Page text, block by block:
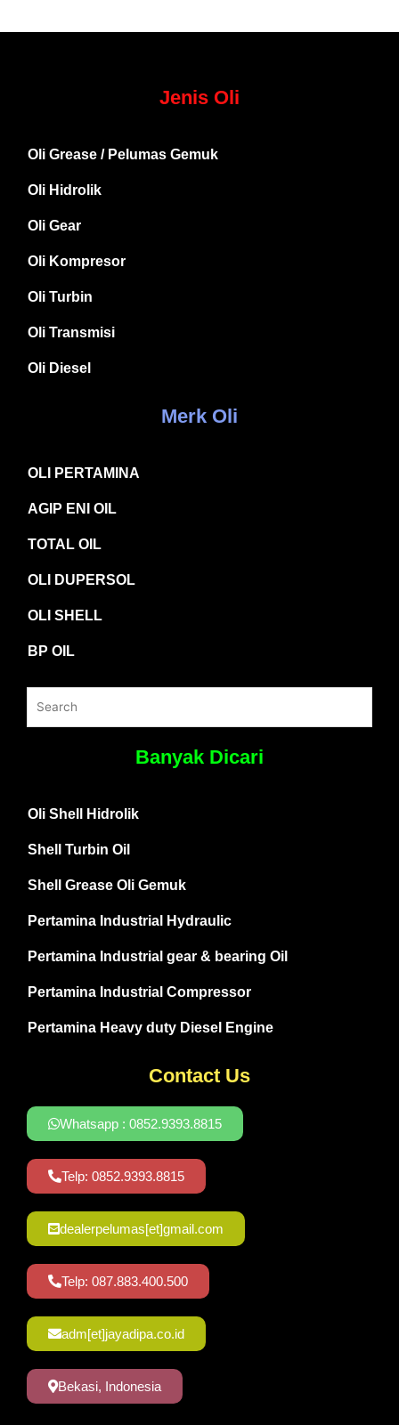
Jenis Oli
Oli Grease / Pelumas Gemuk
Oli Hidrolik
Oli Gear
Oli Kompresor
Oli Turbin
Oli Transmisi
Oli Diesel
Merk Oli
OLI PERTAMINA
AGIP ENI OIL
TOTAL OIL
OLI DUPERSOL
OLI SHELL
BP OIL
Banyak Dicari
Oli Shell Hidrolik
Shell Turbin Oil
Shell Grease Oli Gemuk
Pertamina Industrial Hydraulic
Pertamina Industrial gear & bearing Oil
Pertamina Industrial Compressor
Pertamina Heavy duty Diesel Engine
Contact Us
Whatsapp : 0852.9393.8815
Telp: 0852.9393.8815
dealerpelumas[et]gmail.com
Telp: 087.883.400.500
adm[et]jayadipa.co.id
Bekasi, Indonesia